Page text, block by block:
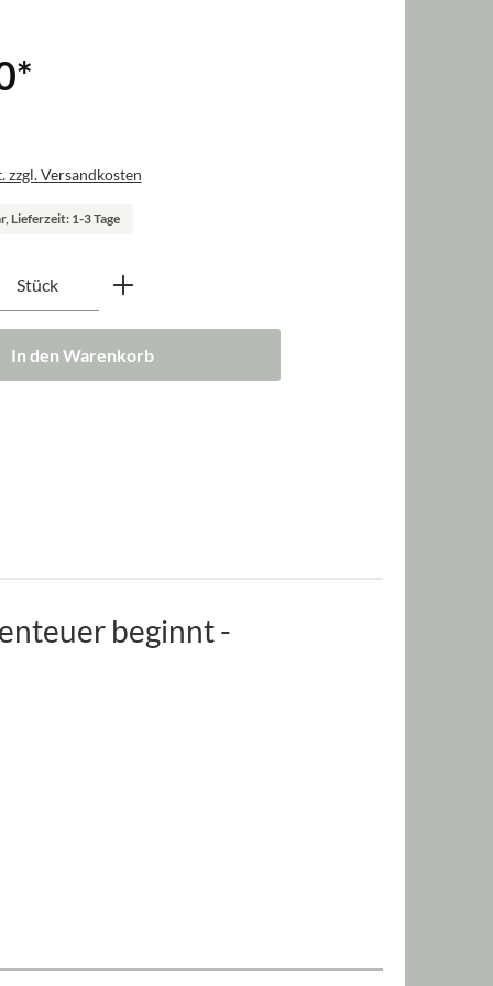
*
zzgl. Versandkosten
Lieferzeit: 1-3 Tage
Gib den gewünschten Wert ein
Stück
In den Warenkorb
beginnt -